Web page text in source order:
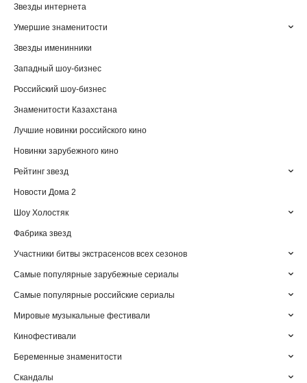
Звезды интернета
Умершие знаменитости
Звезды именинники
Западный шоу-бизнес
Российский шоу-бизнес
Знаменитости Казахстана
Лучшие новинки российского кино
Новинки зарубежного кино
Рейтинг звезд
Новости Дома 2
Шоу Холостяк
Фабрика звезд
Участники битвы экстрасенсов всех сезонов
Самые популярные зарубежные сериалы
Самые популярные российские сериалы
Мировые музыкальные фестивали
Кинофестивали
Беременные знаменитости
Скандалы